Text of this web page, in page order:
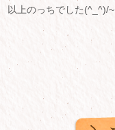
以上のっちでした(^_^)/~